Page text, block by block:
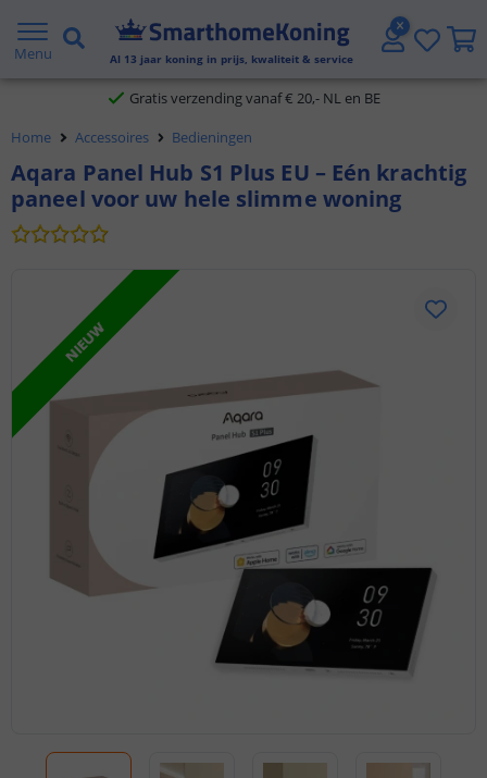
Menu Al 13 jaar koning in prijs, kwaliteit & service
2 jaar garantie
Gratis verzending vanaf € 20,- NL en BE
Klantbeoordeling 9.1
Voor 23:45 uur besteld,morgen in huis
Home Accessoires Bedieningen
Aqara Panel Hub S1 Plus EU – Eén krachtig
paneel voor uw hele slimme woning
NIEUW